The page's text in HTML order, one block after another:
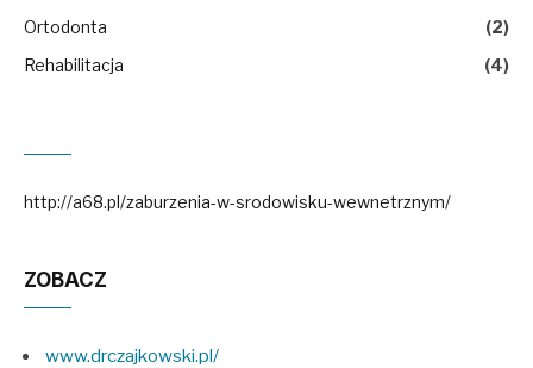
Ortodonta
(2)
Rehabilitacja
(4)
http://a68.pl/zaburzenia-w-srodowisku-wewnetrznym/
ZOBACZ
www.drczajkowski.pl/